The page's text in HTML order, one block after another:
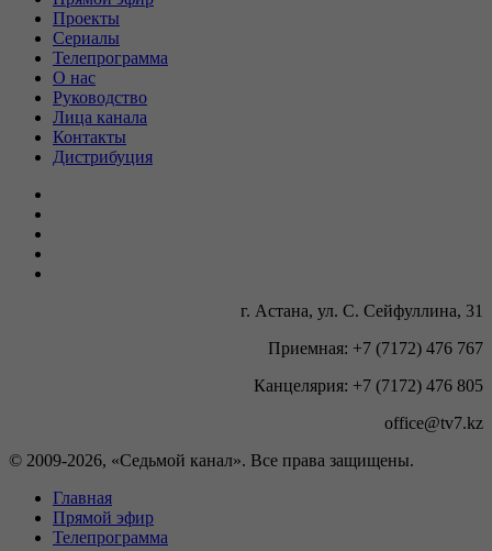
Проекты
Сериалы
Телепрограмма
О нас
Руководство
Лица канала
Контакты
Дистрибуция
г. Астана, ул. С. Сейфуллина, 31
Приемная: +7 (7172) 476 767
Канцелярия: +7 (7172) 476 805
office@tv7.kz
© 2009-2026, «Седьмой канал». Все права защищены.
Главная
Прямой эфир
Телепрограмма